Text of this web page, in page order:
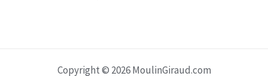
Copyright © 2026 MoulinGiraud.com